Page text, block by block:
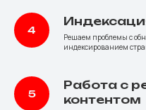
Решаем проблемы с
индексированием
Работа с
контентом